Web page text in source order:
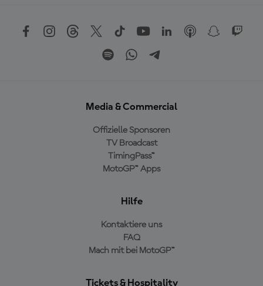
Media & Commercial
Offizielle Sponsoren
TV Broadcast
TimingPass™
MotoGP™ Apps
Hilfe
Kontaktiere uns
FAQ
Mach mit bei MotoGP™
Tickets & Hospitality